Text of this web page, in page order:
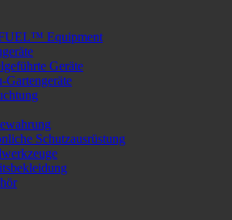
Equipment
Geräte
Gartengeräte
Schutzausrüstung